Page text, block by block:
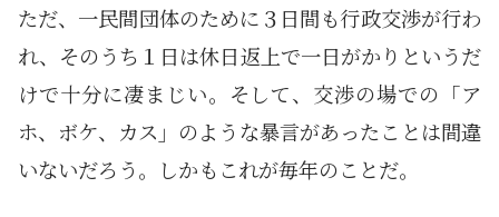
ただ、一民間団体のために３日間も行政交渉が行わ
れ、そのうち１日は休日返上で一日がかりというだ
けで十分に凄まじい。そして、交渉の場での「ア
ホ、ボケ、カス」のような暴言があったことは間違
いないだろう。しかもこれが毎年のことだ。